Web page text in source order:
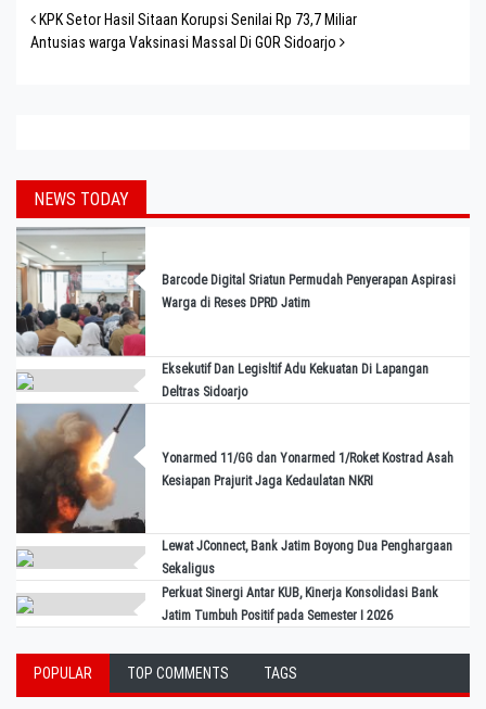
Post navigation
KPK Setor Hasil Sitaan Korupsi Senilai Rp 73,7 Miliar
Antusias warga Vaksinasi Massal Di GOR Sidoarjo
NEWS TODAY
Barcode Digital Sriatun Permudah Penyerapan Aspirasi
Warga di Reses DPRD Jatim
Eksekutif Dan Legisltif Adu Kekuatan Di Lapangan
Deltras Sidoarjo
Yonarmed 11/GG dan Yonarmed 1/Roket Kostrad Asah
Kesiapan Prajurit Jaga Kedaulatan NKRI
Lewat JConnect, Bank Jatim Boyong Dua Penghargaan
Sekaligus
Perkuat Sinergi Antar KUB, Kinerja Konsolidasi Bank
Jatim Tumbuh Positif pada Semester I 2026
POPULAR TOP COMMENTS TAGS